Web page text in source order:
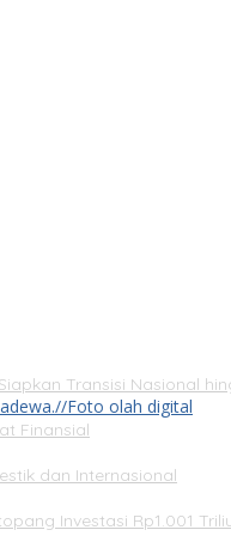
Transisi Nasional
Finansial
dan Internasional
Investasi Rp1.001